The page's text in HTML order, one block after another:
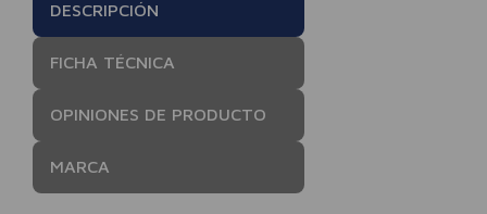
DESCRIPCIÓN
FICHA TÉCNICA
OPINIONES DE PRODUCTO
MARCA